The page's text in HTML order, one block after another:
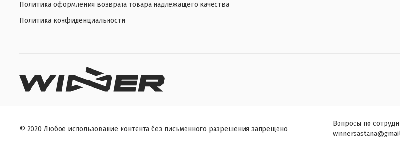
Политика оформления возврата товара надлежащего качества
Политика конфиденциальности
© 2020 Любое использование контента без письменного разрешения запрещено
Вопросы по